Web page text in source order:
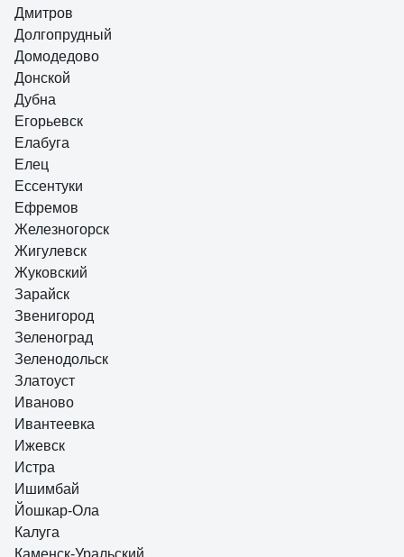
Дмитров
Долгопрудный
Домодедово
Донской
Дубна
Егорьевск
Елабуга
Елец
Ессентуки
Ефремов
Железногорск
Жигулевск
Жуковский
Зарайск
Звенигород
Зеленоград
Зеленодольск
Златоуст
Иваново
Ивантеевка
Ижевск
Истра
Ишимбай
Йошкар-Ола
Калуга
Каменск-Уральский